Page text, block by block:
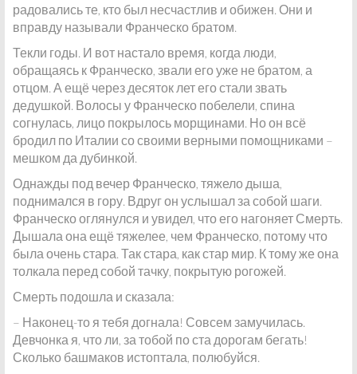
радовались те, кто был несчастлив и обижен. Они и
вправду называли Франческо братом.
Текли годы. И вот настало время, когда люди,
обращаясь к Франческо, звали его уже не братом, а
отцом. А ещё через десяток лет его стали звать
дедушкой. Волосы у Франческо побелели, спина
согнулась, лицо покрылось морщинами. Но он всё
бродил по Италии со своими верными помощниками –
мешком да дубинкой.
Однажды под вечер Франческо, тяжело дыша,
поднимался в гору. Вдруг он услышал за собой шаги.
Франческо оглянулся и увидел, что его нагоняет Смерть.
Дышала она ещё тяжелее, чем Франческо, потому что
была очень стара. Так стара, как стар мир. К тому же она
толкала перед собой тачку, покрытую рогожей.
Смерть подошла и сказала:
– Наконец-то я тебя догнала! Совсем замучилась.
Девчонка я, что ли, за тобой по ста дорогам бегать!
Сколько башмаков истоптала, полюбуйся.